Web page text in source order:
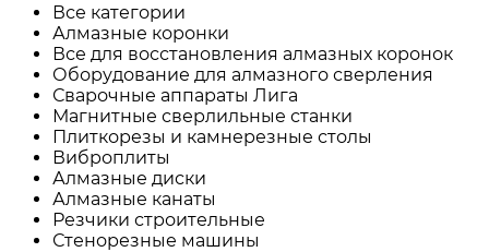
Все категории
Алмазные коронки
Все для восстановления алмазных коронок
Оборудование для алмазного сверления
Сварочные аппараты Лига
Магнитные сверлильные станки
Плиткорезы и камнерезные столы
Виброплиты
Алмазные диски
Алмазные канаты
Резчики строительные
Стенорезные машины